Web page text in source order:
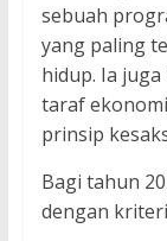
sebuah
yang paling
hidup. Ia
taraf
prinsip
Bagi tahun
dengan